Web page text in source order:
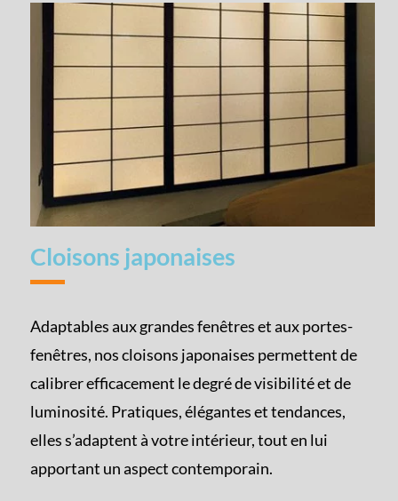
Cloisons japonaises
Adaptables aux grandes fenêtres et aux portes-
fenêtres, nos cloisons japonaises permettent de
calibrer efficacement le degré de visibilité et de
luminosité. Pratiques, élégantes et tendances,
elles s’adaptent à votre intérieur, tout en lui
apportant un aspect contemporain.